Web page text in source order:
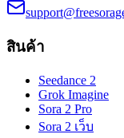
สินค้า
Seedance 2
Grok Imagine
Sora 2 Pro
Sora 2 เว็บ